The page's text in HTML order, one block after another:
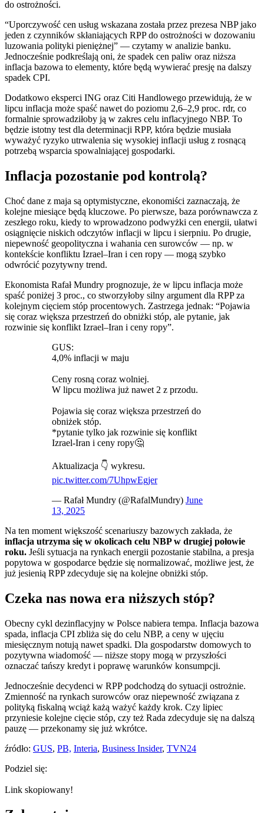
do ostrożności.
“Uporczywość cen usług wskazana została przez prezesa NBP jako
jeden z czynników skłaniających RPP do ostrożności w dozowaniu
luzowania polityki pieniężnej” — czytamy w analizie banku.
Jednocześnie podkreślają oni, że spadek cen paliw oraz niższa
inflacja bazowa to elementy, które będą wywierać presję na dalszy
spadek CPI.
Dodatkowo eksperci ING oraz Citi Handlowego przewidują, że w
lipcu inflacja może spaść nawet do poziomu 2,6–2,9 proc. rdr, co
formalnie sprowadziłoby ją w zakres celu inflacyjnego NBP. To
będzie istotny test dla determinacji RPP, która będzie musiała
wyważyć ryzyko utrwalenia się wysokiej inflacji usług z rosnącą
potrzebą wsparcia spowalniającej gospodarki.
Inflacja pozostanie pod kontrolą?
Choć dane z maja są optymistyczne, ekonomiści zaznaczają, że
kolejne miesiące będą kluczowe. Po pierwsze, baza porównawcza z
zeszłego roku, kiedy to wprowadzono podwyżki cen energii, ułatwi
osiągnięcie niskich odczytów inflacji w lipcu i sierpniu. Po drugie,
niepewność geopolityczna i wahania cen surowców — np. w
kontekście konfliktu Izrael–Iran i cen ropy — mogą szybko
odwrócić pozytywny trend.
Ekonomista Rafał Mundry prognozuje, że w lipcu inflacja może
spaść poniżej 3 proc., co stworzyłoby silny argument dla RPP za
kolejnym cięciem stóp procentowych. Zastrzega jednak: “Pojawia
się coraz większa przestrzeń do obniżki stóp, ale pytanie, jak
rozwinie się konflikt Izrael–Iran i ceny ropy”.
GUS:
4,0% inflacji w maju
Ceny rosną coraz wolniej.
W lipcu możliwa już nawet 2 z przodu.
Pojawia się coraz większa przestrzeń do
obniżek stóp.
*pytanie tylko jak rozwinie się konflikt
Izrael-Iran i ceny ropy🤔
Aktualizacja 👇 wykresu.
pic.twitter.com/7UhpwEgjer
— Rafał Mundry (@RafalMundry) June
13, 2025
Na ten moment większość scenariuszy bazowych zakłada, że
inflacja utrzyma się w okolicach celu NBP w drugiej połowie
roku. Jeśli sytuacja na rynkach energii pozostanie stabilna, a presja
popytowa w gospodarce będzie się normalizować, możliwe jest, że
już jesienią RPP zdecyduje się na kolejne obniżki stóp.
Czeka nas nowa era niższych stóp?
Obecny cykl dezinflacyjny w Polsce nabiera tempa. Inflacja bazowa
spada, inflacja CPI zbliża się do celu NBP, a ceny w ujęciu
miesięcznym notują nawet spadki. Dla gospodarstw domowych to
pozytywna wiadomość — niższe stopy mogą w przyszłości
oznaczać tańszy kredyt i poprawę warunków konsumpcji.
Jednocześnie decydenci w RPP podchodzą do sytuacji ostrożnie.
Zmienność na rynkach surowców oraz niepewność związana z
polityką fiskalną wciąż każą ważyć każdy krok. Czy lipiec
przyniesie kolejne cięcie stóp, czy też Rada zdecyduje się na dalszą
pauzę — przekonamy się już wkrótce.
źródło: GUS, PB, Interia, Business Insider, TVN24
Podziel się:
Link skopiowany!